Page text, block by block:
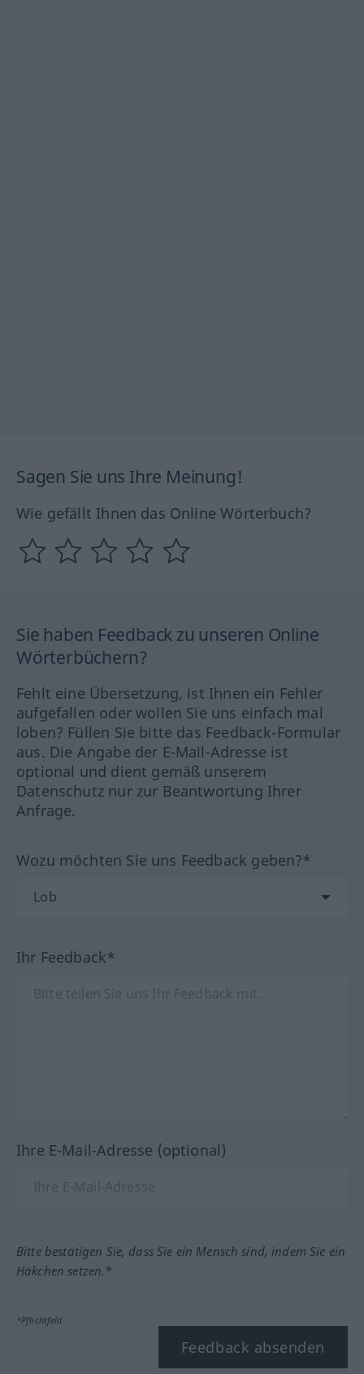
Sagen Sie uns Ihre Meinung!
Wie gefällt Ihnen das Online Wörterbuch?
Sie haben Feedback zu unseren Online
Wörterbüchern?
Fehlt eine Übersetzung, ist Ihnen ein Fehler
aufgefallen oder wollen Sie uns einfach mal
loben? Füllen Sie bitte das Feedback-Formular
aus. Die Angabe der E-Mail-Adresse ist
optional und dient gemäß unserem
Datenschutz nur zur Beantwortung Ihrer
Anfrage.
Wozu möchten Sie uns Feedback geben?*
Ihr Feedback*
Ihre E-Mail-Adresse (optional)
Bitte bestätigen Sie, dass Sie ein Mensch sind, indem Sie ein
Häkchen setzen.*
*Pflichtfeld
Feedback absenden